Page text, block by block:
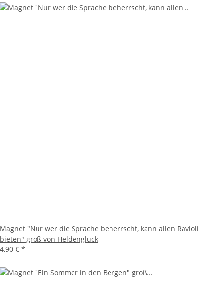
Magnet "Nur wer die Sprache beherrscht, kann allen Ravioli
bieten" groß von Heldenglück
4,90 € *